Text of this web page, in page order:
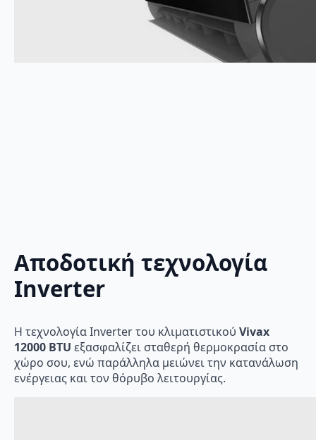
Αποδοτική τεχνολογία
Inverter
Η τεχνολογία Inverter του κλιματιστικού Vivax
12000 BTU εξασφαλίζει σταθερή θερμοκρασία στο
χώρο σου, ενώ παράλληλα μειώνει την κατανάλωση
ενέργειας και τον θόρυβο λειτουργίας.